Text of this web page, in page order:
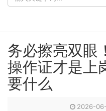
务必擦亮双眼
操作证才是上
要什么
2026-